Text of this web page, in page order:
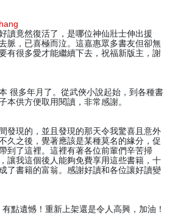
讀竟然復活了，是哪位神仙壯士伸出援
脈，已喜極而泣。這嘉惠眾多書友但卻無
有很多愛才能繼續下去，祝福新版主，謝
很多年月了。從武俠小說起始，到各種書
本供方便取用閱讀，非常感謝。
發現的，並且發現的那天令我驚喜且意外
久之後，覺著應該是某種莫名的緣分，促
到了這裡。這裡有著各位前輩們辛苦掃
讓我這個後人能夠免費享用這些書籍，十
了書籍的富翁。感謝好讀和各位讓好讀變
點遺憾！重新上架還是令人高興，加油！